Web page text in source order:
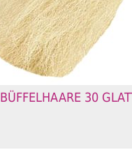
BÜFFELHAARE 30